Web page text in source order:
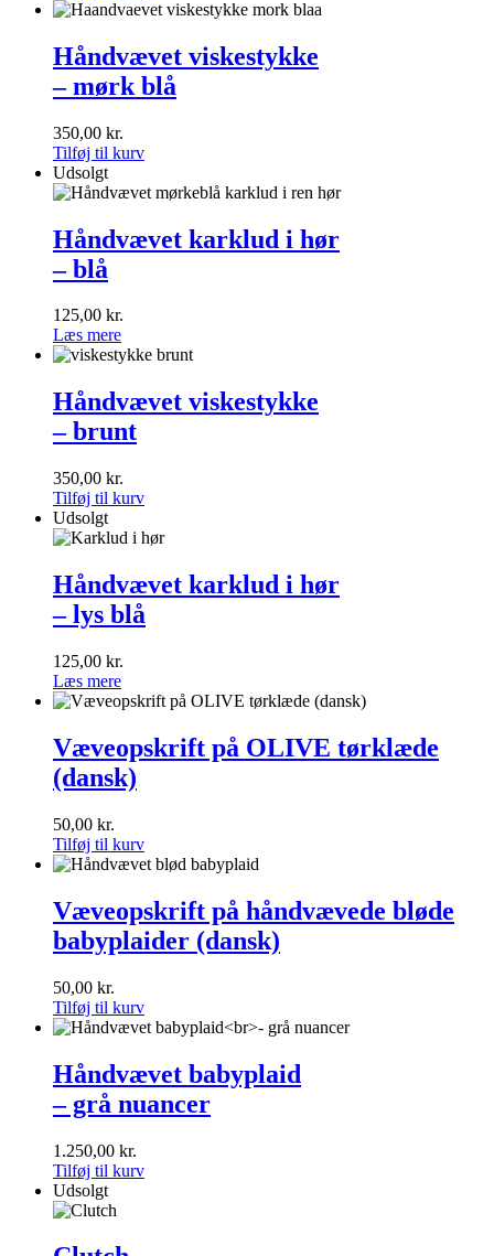
viskestykke<br>
–
mørk
Håndvævet viskestykke
– mørk blå
350,00 kr.
Tilføj til kurv
Udsolgt
karklud
i
hør
>–
blå
Håndvævet karklud i hør
– blå
125,00 kr.
Læs mere
viskestykke
<br>–
brunt
Håndvævet viskestykke
– brunt
350,00 kr.
Tilføj til kurv
Udsolgt
karklud
i
hør
lys
blå
Håndvævet karklud i hør
– lys blå
125,00 kr.
Læs mere
på
OLIVE
tørklæde
Væveopskrift på OLIVE tørklæde
(dansk)
50,00 kr.
Tilføj til kurv
på
håndvævede
bløde
(dansk)
Væveopskrift på håndvævede bløde
babyplaider (dansk)
50,00 kr.
Tilføj til kurv
babyplaid<br>–
grå
nuancer
Håndvævet babyplaid
– grå nuancer
1.250,00 kr.
Tilføj til kurv
Udsolgt